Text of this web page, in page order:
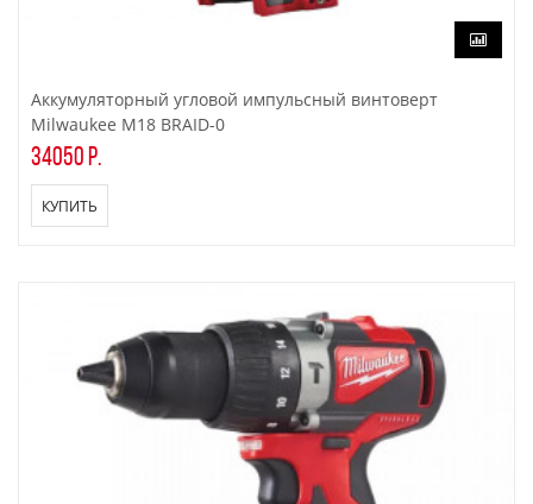
Аккумуляторный угловой импульсный винтоверт
Milwaukee M18 BRAID-0
34050 р.
КУПИТЬ